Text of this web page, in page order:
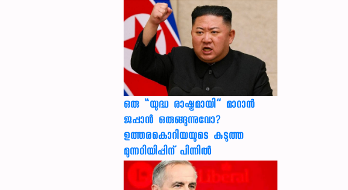
ഒരു “യുദ്ധ രാഷ്ട്രമായി” മാറാൻ
ജപ്പാൻ ഒരുങ്ങുന്നുവോ?
ഉത്തരകൊറിയയുടെ കടുത്ത
മുന്നറിയിപ്പിന് പിന്നിൽ